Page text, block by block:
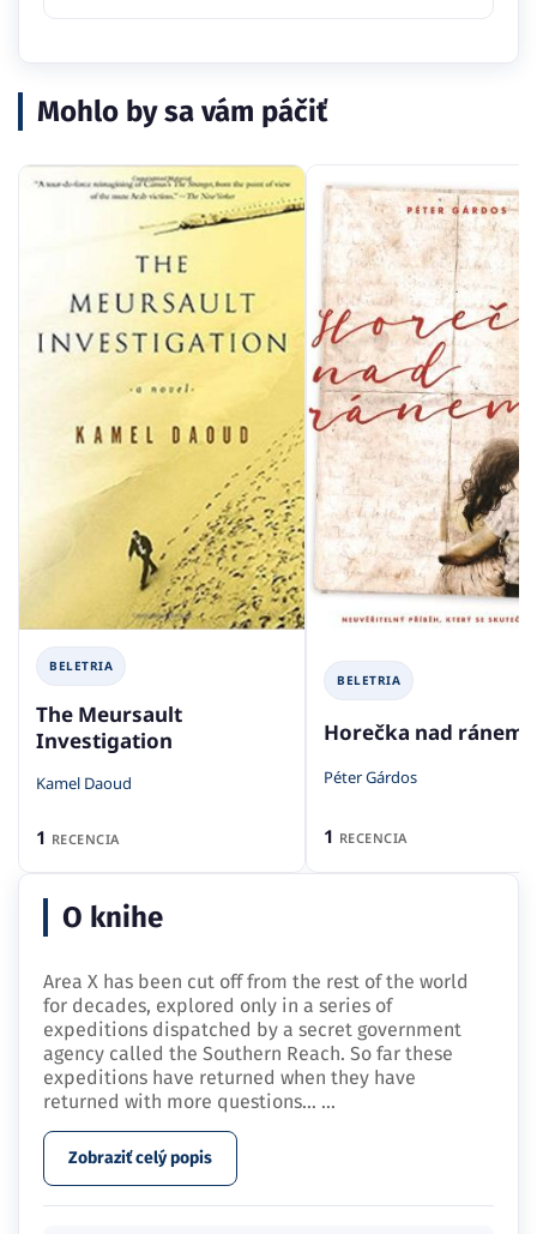
Mohlo by sa vám páčiť
BELETRIA
The Meursault
Investigation
Kamel Daoud
1 RECENCIA
BELETRIA
Horečka nad ránem
Péter Gárdos
1 RECENCIA
O knihe
Area X has been cut off from the rest of the world
for decades, explored only in a series of
expeditions dispatched by a secret government
agency called the Southern Reach. So far these
expeditions have returned when they have
returned with more questions… ...
Zobraziť celý popis